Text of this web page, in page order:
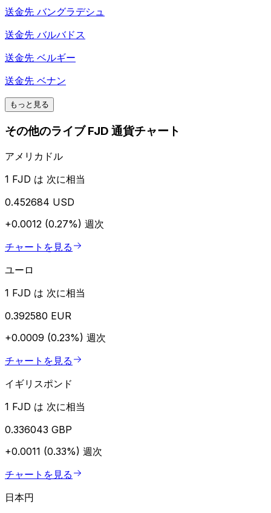
送金先 バングラデシュ
送金先 バルバドス
送金先 ベルギー
送金先 ベナン
もっと見る
その他のライブ FJD 通貨チャート
アメリカドル
1 FJD は 次に相当
0.452684 USD
+0.0012 (0.27%) 週次
チャートを見る
ユーロ
1 FJD は 次に相当
0.392580 EUR
+0.0009 (0.23%) 週次
チャートを見る
イギリスポンド
1 FJD は 次に相当
0.336043 GBP
+0.0011 (0.33%) 週次
チャートを見る
日本円